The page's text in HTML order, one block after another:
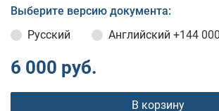
Выберите версию документа:
Русский
Английский +144
6 000 руб.
В корзину